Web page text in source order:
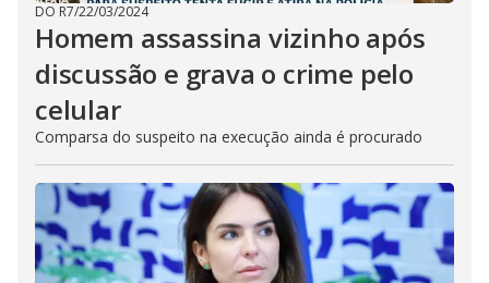
DO R7/22/03/2024
Homem assassina vizinho após
discussão e grava o crime pelo
celular
Comparsa do suspeito na execução ainda é procurado